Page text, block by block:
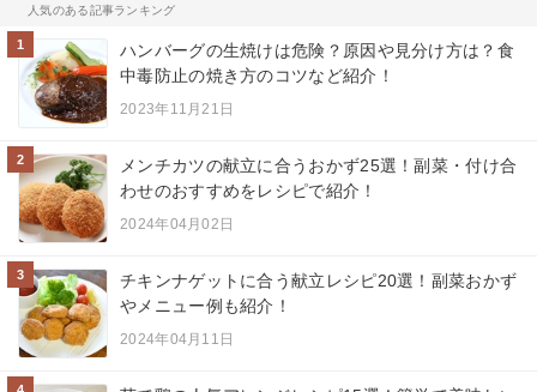
人気のある記事ランキング
1
ハンバーグの生焼けは危険？原因や見分け方は？食
中毒防止の焼き方のコツなど紹介！
2023年11月21日
2
メンチカツの献立に合うおかず25選！副菜・付け合
わせのおすすめをレシピで紹介！
2024年04月02日
3
チキンナゲットに合う献立レシピ20選！副菜おかず
やメニュー例も紹介！
2024年04月11日
4